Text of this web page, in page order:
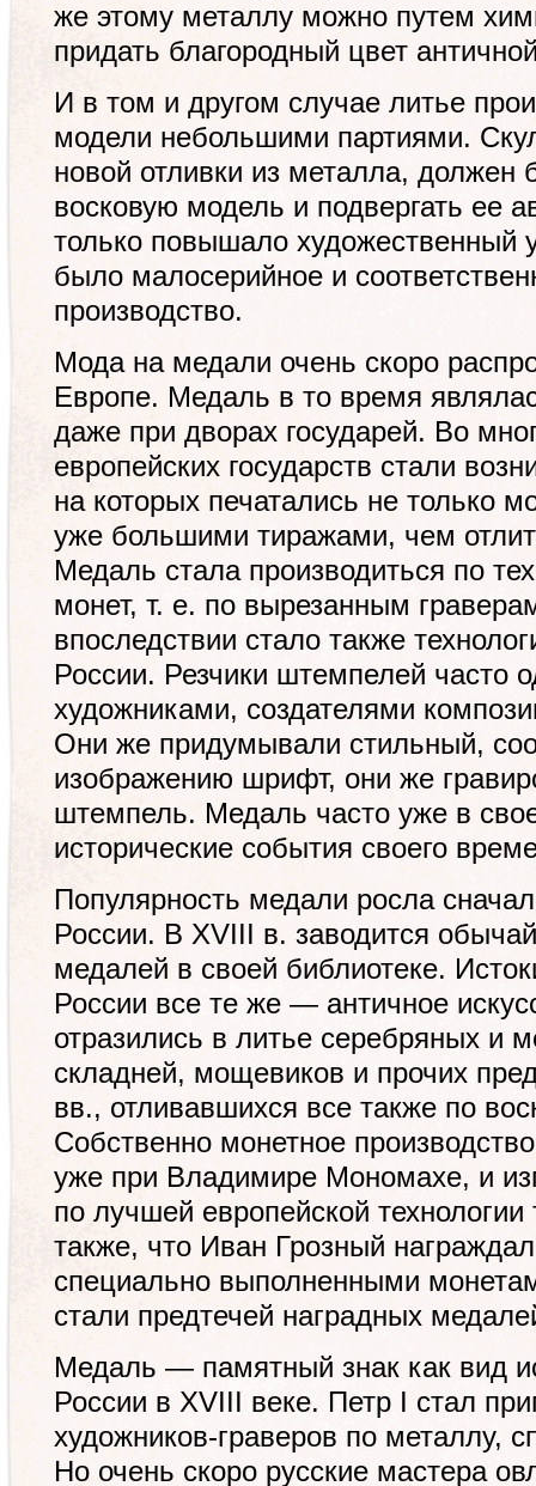
же этому металлу можно путем
придать благородный цвет
И в том и другом случае литье
модели небольшими партиями.
новой отливки из металла, должен
восковую модель и подвергать ее
только повышало художественный
было малосерийное и
производство.
Мода на медали очень скоро
Европе. Медаль в то время
даже при дворах государей. Во
европейских государств стали
на которых печатались не только
уже большими тиражами, чем
Медаль стала производиться по
монет, т. е. по вырезанным
впоследствии стало также
России. Резчики штемпелей часто
художниками, создателями
Они же придумывали стильный,
изображению шрифт, они же
штемпель. Медаль часто уже в
исторические события своего
Популярность медали росла
России. В XVIII в. заводится
медалей в своей библиотеке.
России все те же — античное
отразились в литье серебряных и
складней, мощевиков и прочих
вв., отливавшихся все также по
Собственно монетное
уже при Владимире Мономахе, и
по лучшей европейской
также, что Иван Грозный
специально выполненными
стали предтечей наградных
Медаль — памятный знак как вид
России в XVIII веке. Петр I стал
художников-граверов по металлу,
Но очень скоро русские мастера